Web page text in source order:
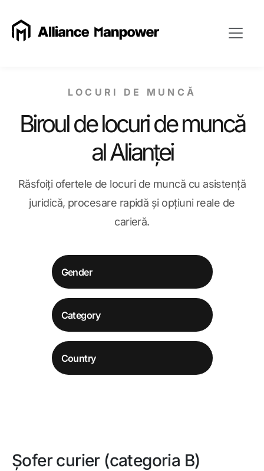
LOCURI DE MUNCĂ
Biroul de locuri de muncă
al Alianței
Răsfoiți ofertele de locuri de muncă cu asistență
juridică, procesare rapidă și opțiuni reale de
carieră.
Șofer curier (categoria B)